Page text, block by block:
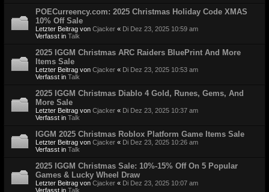
POECurreency.com: 2025 Christmas Holiday Code XMAS
10% Off Sale
Letzter Beitrag von Cjacker « Di Dez 23, 2025 10:59 am
Verfasst in Talk
2025 IGGM Christmas ARC Raiders BluePrint And More
Items Sale
Letzter Beitrag von Cjacker « Di Dez 23, 2025 10:53 am
Verfasst in Talk
2025 IGGM Christmas Diablo 4 Gold, Runes, Gems, And
More Sale
Letzter Beitrag von Cjacker « Di Dez 23, 2025 10:37 am
Verfasst in Talk
IGGM 2025 Christmas Roblox Platform Game Items Sale
Letzter Beitrag von Cjacker « Di Dez 23, 2025 10:26 am
Verfasst in Talk
2025 IGGM Christmas Sale: 10%-15% Off On 5 Popular
Games & Lucky Wheel Draw
Letzter Beitrag von Cjacker « Di Dez 23, 2025 10:07 am
Verfasst in Talk